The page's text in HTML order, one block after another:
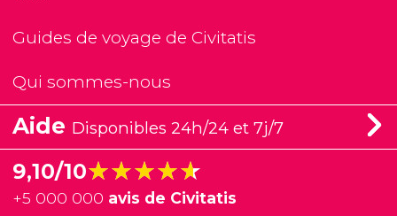
Guides de voyage de Civitatis
Qui sommes-nous
Aide Disponibles 24h/24 et 7j/7
9,10/10★★★★★
★★★★★
+5 000 000 avis de Civitatis